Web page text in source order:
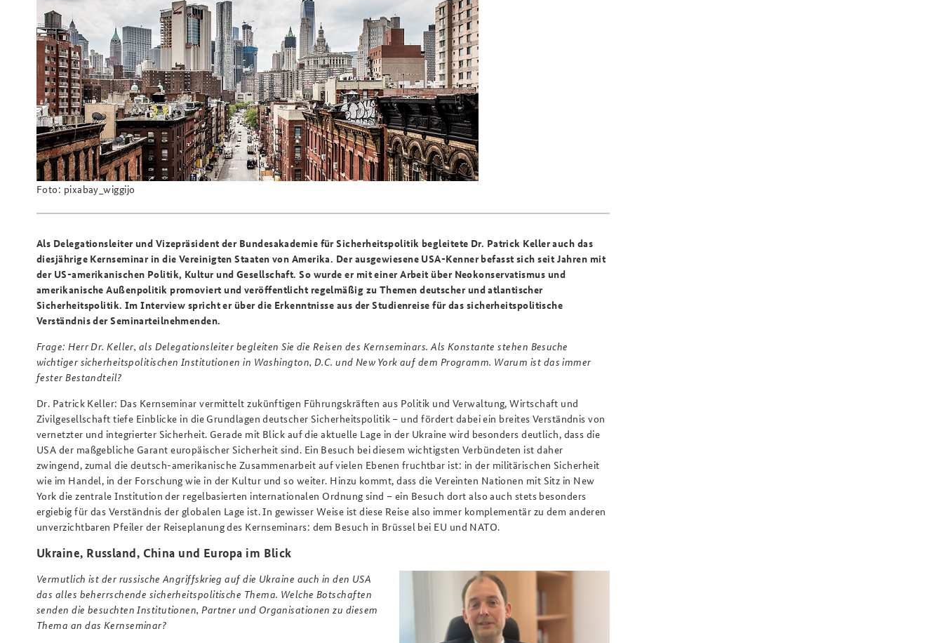
Beirat Praktika an der BAKS
Freundeskreis
Arbeitskreis "Junge
Sicherheitspolitiker"
Das Sicherheitspolitische
Gespräch an der BAKS
Foto: pixabay_wiggijo
Als Delegationsleiter und Vizepräsident der Bundesakademie für Sicherheitspolitik begleitete Dr. Patrick Keller auch das
diesjährige Kernseminar in die Vereinigten Staaten von Amerika. Der ausgewiesene USA-Kenner befasst sich seit Jahren mit
der US-amerikanischen Politik, Kultur und Gesellschaft. So wurde er mit einer Arbeit über Neokonservatismus und
amerikanische Außenpolitik promoviert und veröffentlicht regelmäßig zu Themen deutscher und atlantischer
Sicherheitspolitik. Im Interview spricht er über die Erkenntnisse aus der Studienreise für das sicherheitspolitische
Verständnis der Seminarteilnehmenden.
Frage: Herr Dr. Keller, als Delegationsleiter begleiten Sie die Reisen des Kernseminars. Als Konstante stehen Besuche
wichtiger sicherheitspolitischen Institutionen in Washington, D.C. und New York auf dem Programm. Warum ist das immer
fester Bestandteil?
Dr. Patrick Keller: Das Kernseminar vermittelt zukünftigen Führungskräften aus Politik und Verwaltung, Wirtschaft und
Zivilgesellschaft tiefe Einblicke in die Grundlagen deutscher Sicherheitspolitik – und fördert dabei ein breites Verständnis von
vernetzter und integrierter Sicherheit. Gerade mit Blick auf die aktuelle Lage in der Ukraine wird besonders deutlich, dass die
USA der maßgebliche Garant europäischer Sicherheit sind. Ein Besuch bei diesem wichtigsten Verbündeten ist daher
zwingend, zumal die deutsch-amerikanische Zusammenarbeit auf vielen Ebenen fruchtbar ist: in der militärischen Sicherheit
wie im Handel, in der Forschung wie in der Kultur und so weiter. Hinzu kommt, dass die Vereinten Nationen mit Sitz in New
York die zentrale Institution der regelbasierten internationalen Ordnung sind – ein Besuch dort also auch stets besonders
ergiebig für das Verständnis der globalen Lage ist. In gewisser Weise ist diese Reise also immer komplementär zu dem anderen
unverzichtbaren Pfeiler der Reiseplanung des Kernseminars: dem Besuch in Brüssel bei EU und NATO.
Ukraine, Russland, China und Europa im Blick
Vermutlich ist der russische Angriffskrieg auf die Ukraine auch in den USA
das alles beherrschende sicherheitspolitische Thema. Welche Botschaften
senden die besuchten Institutionen, Partner und Organisationen zu diesem
Thema an das Kernseminar?